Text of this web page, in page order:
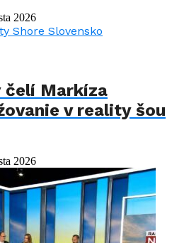
2026
čelí Markíza
v reality šou
2026